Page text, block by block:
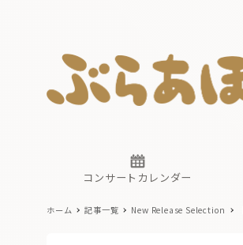
コンサートカレンダー
ホーム 記事一覧 New Release Selection